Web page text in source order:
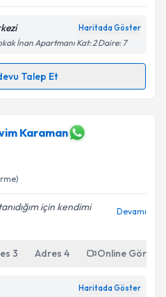
Haritada Göster
İnan Apartmanı Kat: 2 Daire: 7
Talep Et
randevu takvimi talebi
randevu almanız için bir
e-posta ile bilgilendireceğiz.
ilişkin
Aydınlatma
kişisel verilerimin belirtilen
Karaman
için kendimi
Devamı
3 Adres 4 Online
Haritada Göster